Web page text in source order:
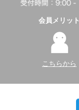
会員メリット
こちらから